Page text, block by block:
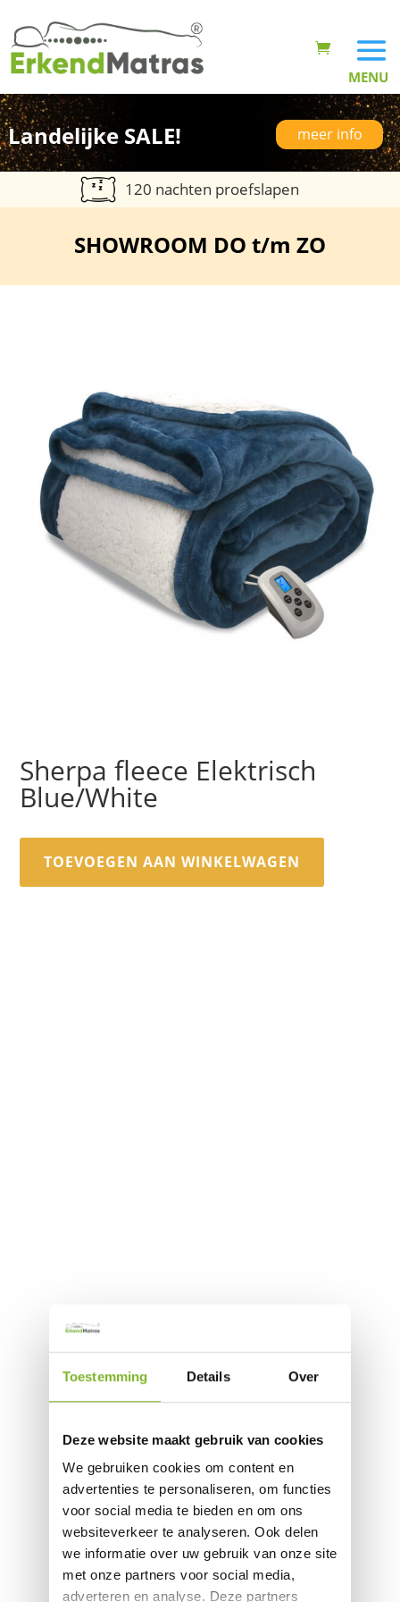
Toestemming Details Over
Deze website maakt gebruik van cookies
We gebruiken cookies om content en
advertenties te personaliseren, om functies
voor social media te bieden en om ons
websiteverkeer te analyseren. Ook delen
we informatie over uw gebruik van onze site
met onze partners voor social media,
adverteren en analyse. Deze partners
Landelijke SALE! meer info
120 nachten proefslapen
SHOWROOM DO t/m ZO
Sherpa fleece Elektrisch
Blue/White
TOEVOEGEN AAN WINKELWAGEN